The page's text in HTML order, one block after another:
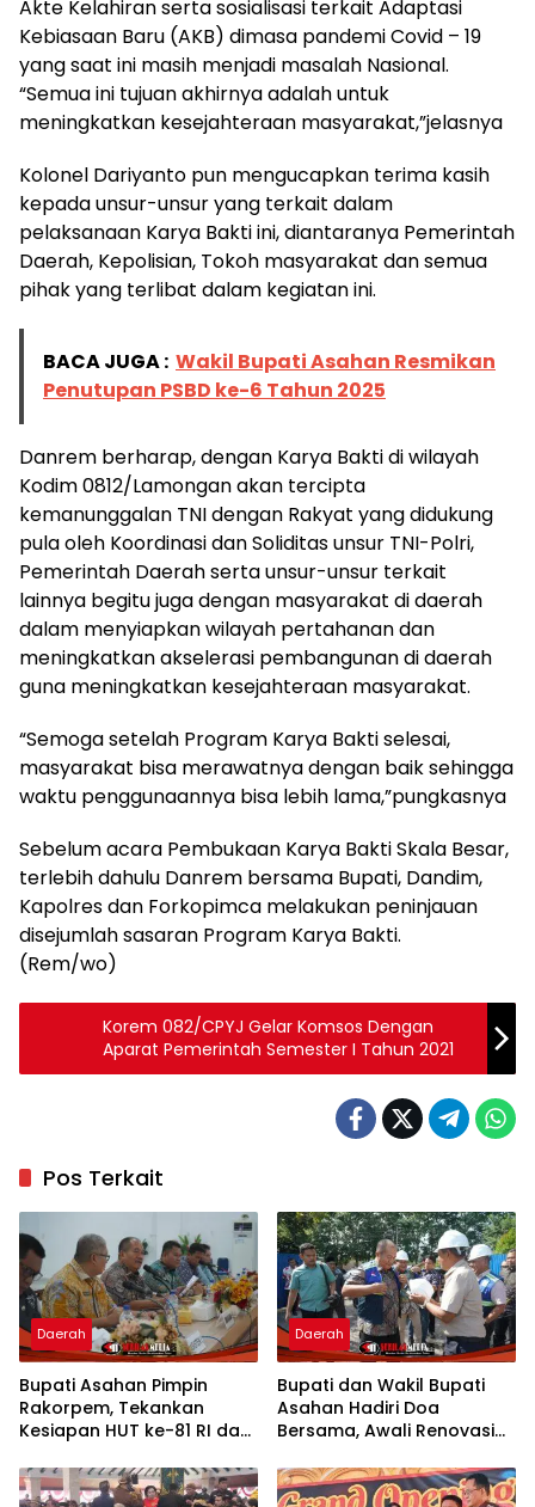
Akte Kelahiran serta sosialisasi terkait Adaptasi
Kebiasaan Baru (AKB) dimasa pandemi Covid – 19
yang saat ini masih menjadi masalah Nasional.
“Semua ini tujuan akhirnya adalah untuk
meningkatkan kesejahteraan masyarakat,”jelasnya
Kolonel Dariyanto pun mengucapkan terima kasih
kepada unsur-unsur yang terkait dalam
pelaksanaan Karya Bakti ini, diantaranya Pemerintah
Daerah, Kepolisian, Tokoh masyarakat dan semua
pihak yang terlibat dalam kegiatan ini.
BACA JUGA : Wakil Bupati Asahan Resmikan
Penutupan PSBD ke-6 Tahun 2025
Danrem berharap, dengan Karya Bakti di wilayah
Kodim 0812/Lamongan akan tercipta
kemanunggalan TNI dengan Rakyat yang didukung
pula oleh Koordinasi dan Soliditas unsur TNI-Polri,
Pemerintah Daerah serta unsur-unsur terkait
lainnya begitu juga dengan masyarakat di daerah
dalam menyiapkan wilayah pertahanan dan
meningkatkan akselerasi pembangunan di daerah
guna meningkatkan kesejahteraan masyarakat.
“Semoga setelah Program Karya Bakti selesai,
masyarakat bisa merawatnya dengan baik sehingga
waktu penggunaannya bisa lebih lama,”pungkasnya
Sebelum acara Pembukaan Karya Bakti Skala Besar,
terlebih dahulu Danrem bersama Bupati, Dandim,
Kapolres dan Forkopimca melakukan peninjauan
disejumlah sasaran Program Karya Bakti.
(Rem/wo)
Korem 082/CPYJ Gelar Komsos Dengan
Aparat Pemerintah Semester I Tahun 2021
Pos Terkait
Daerah
Bupati Asahan Pimpin
Rakorpem, Tekankan
Kesiapan HUT ke-81 RI dan
Prioritas 2027
Daerah
Bupati dan Wakil Bupati
Asahan Hadiri Doa
Bersama, Awali Renovasi